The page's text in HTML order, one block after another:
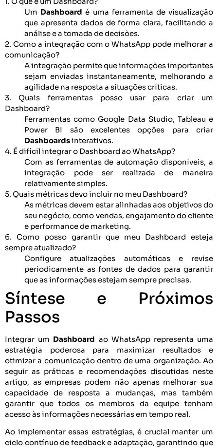
Um Dashboard é uma ferramenta de visualização
que apresenta dados de forma clara, facilitando a
análise e a tomada de decisões.
2. Como a integração com o WhatsApp pode melhorar a
comunicação?
A integração permite que informações importantes
sejam enviadas instantaneamente, melhorando a
agilidade na resposta a situações críticas.
3. Quais ferramentas posso usar para criar um
Dashboard?
Ferramentas como Google Data Studio, Tableau e
Power BI são excelentes opções para criar
Dashboardsinterativos.
4. É difícil integrar o Dashboard ao WhatsApp?
Com as ferramentas de automação disponíveis, a
integração pode ser realizada de maneira
relativamente simples.
5. Quais métricas devo incluir no meu Dashboard?
As métricas devem estar alinhadas aos objetivos do
seu negócio, como vendas, engajamento do cliente
e performance de marketing.
6. Como posso garantir que meu Dashboard esteja
sempre atualizado?
Configure atualizações automáticas e revise
periodicamente as fontes de dados para garantir
que as informações estejam sempre precisas.
Síntese e Próximos
Passos
Integrar um Dashboard ao WhatsApp representa uma
estratégia poderosa para maximizar resultados e
otimizar a comunicação dentro de uma organização. Ao
seguir as práticas e recomendações discutidas neste
artigo, as empresas podem não apenas melhorar sua
capacidade de resposta a mudanças, mas também
garantir que todos os membros da equipe tenham
acesso às informações necessárias em tempo real.
Ao implementar essas estratégias, é crucial manter um
ciclo contínuo de feedback e adaptação, garantindo que